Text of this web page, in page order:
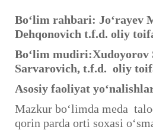
Bo‘lim rahbari: Jo‘rayev
Dehqonovich t.f.d. oliy
Bo‘lim mudiri:Xudoyorov
Sarvarovich, t.f.d. oliy
Asosiy faoliyat
Mazkur bo‘limda meda
qorin parda orti soxasi